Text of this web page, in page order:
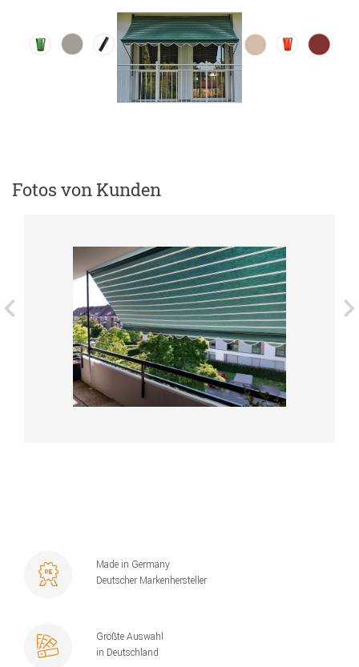
Fotos von Kunden
Made in Germany
Deutscher Markenhersteller
Größte Auswahl
in Deutschland